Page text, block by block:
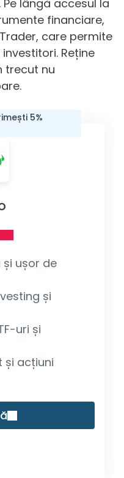
lângă accesul la
financiare,
care permite
Reține
trecut nu
5%
ușor de
și
uri și
și acțiuni